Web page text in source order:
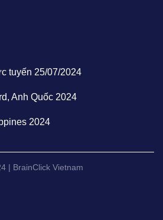
tuyến 25/07/2024
Anh Quốc 2024
2024
| BrainClick Vietnam